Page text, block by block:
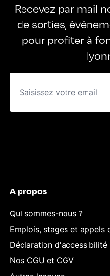
Recevez par mail
de sorties,
pour profiter à
A propos
Qui sommes-nous ?
Emplois, stages et appels
Déclaration d'accessibilité
Nos CGU et CGV